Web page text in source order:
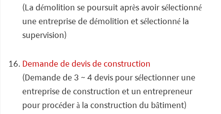
(La démolition se poursuit après avoir sélectionné
une entreprise de démolition et sélectionné la
supervision)
Demande de devis de construction
(Demande de 3 ~ 4 devis pour sélectionner une
entreprise de construction et un entrepreneur
pour procéder à la construction du bâtiment)